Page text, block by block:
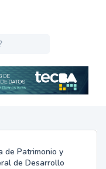
de Patrimonio y
de Desarrollo